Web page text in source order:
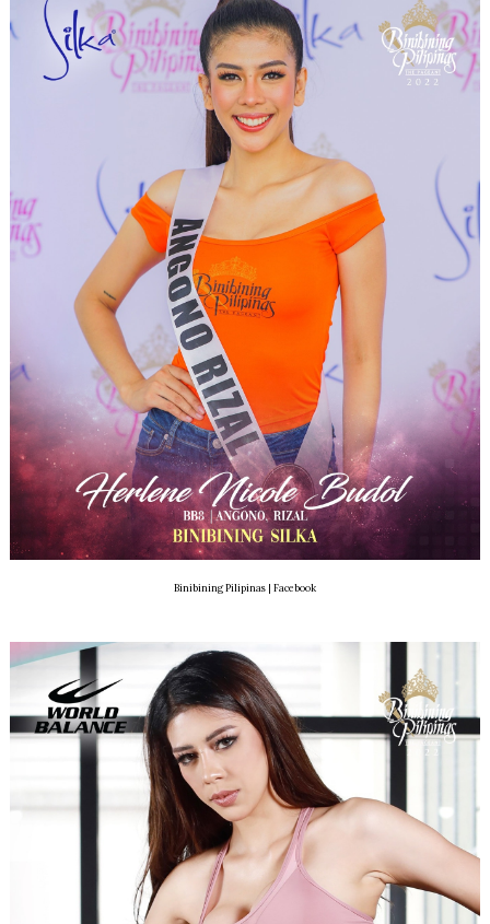
Binibining Pilipinas | Facebook